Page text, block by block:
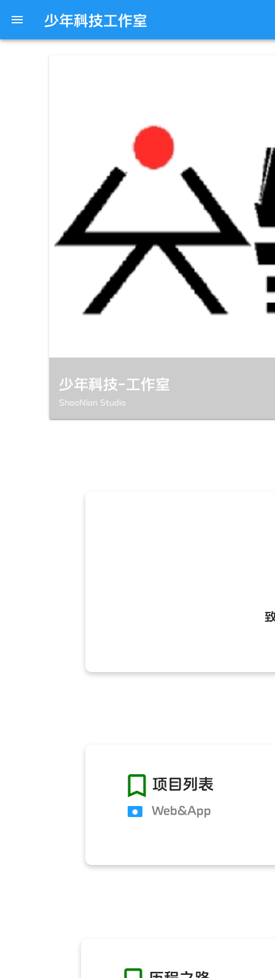
 少年科技工作室
少年科技-工作室
ShaoNian Studio
 项目列表
● Web&App